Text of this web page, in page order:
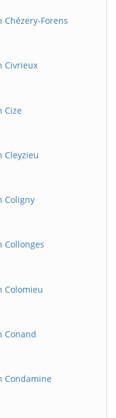
Forens
Civrieux
Cize
Cleyzieu
Coligny
Collonges
Colomieu
Conand
Condamine